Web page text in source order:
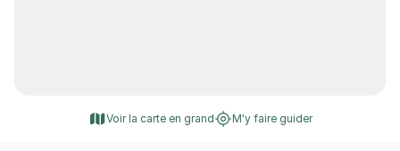
Voir la carte en grand M'y faire guider